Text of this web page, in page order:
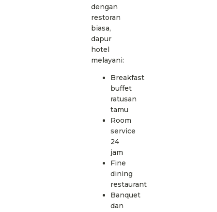
dengan
restoran
biasa,
dapur
hotel
melayani:
Breakfast
buffet
ratusan
tamu
Room
service
24
jam
Fine
dining
restaurant
Banquet
dan